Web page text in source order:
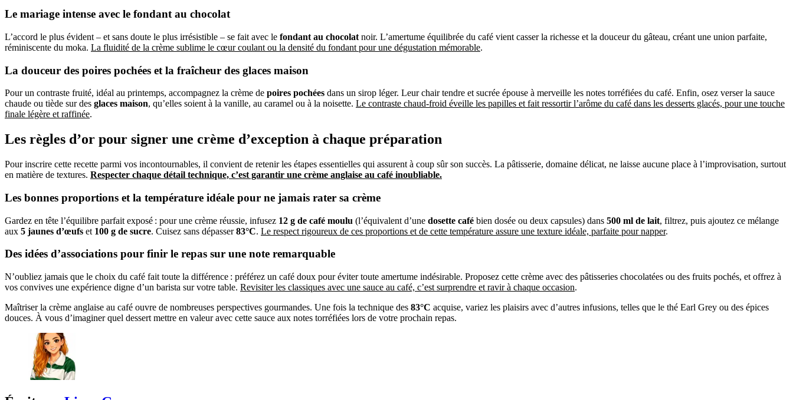
Le mariage intense avec le fondant au chocolat
L’accord le plus évident – et sans doute le plus irrésistible – se fait avec le fondant au chocolat noir. L’amertume équilibrée du café vient casser la richesse et la douceur du gâteau, créant une union parfaite,
réminiscente du moka. La fluidité de la crème sublime le cœur coulant ou la densité du fondant pour une dégustation mémorable.
La douceur des poires pochées et la fraîcheur des glaces maison
Pour un contraste fruité, idéal au printemps, accompagnez la crème de poires pochées dans un sirop léger. Leur chair tendre et sucrée épouse à merveille les notes torréfiées du café. Enfin, osez verser la sauce
chaude ou tiède sur des glaces maison, qu’elles soient à la vanille, au caramel ou à la noisette. Le contraste chaud-froid éveille les papilles et fait ressortir l’arôme du café dans les desserts glacés, pour une touche
finale légère et raffinée.
Les règles d’or pour signer une crème d’exception à chaque préparation
Pour inscrire cette recette parmi vos incontournables, il convient de retenir les étapes essentielles qui assurent à coup sûr son succès. La pâtisserie, domaine délicat, ne laisse aucune place à l’improvisation, surtout
en matière de textures. Respecter chaque détail technique, c’est garantir une crème anglaise au café inoubliable.
Les bonnes proportions et la température idéale pour ne jamais rater sa crème
Gardez en tête l’équilibre parfait exposé : pour une crème réussie, infusez 12 g de café moulu (l’équivalent d’une dosette café bien dosée ou deux capsules) dans 500 ml de lait, filtrez, puis ajoutez ce mélange
aux 5 jaunes d’œufs et 100 g de sucre. Cuisez sans dépasser83°C. Le respect rigoureux de ces proportions et de cette température assure une texture idéale, parfaite pour napper.
Des idées d’associations pour finir le repas sur une note remarquable
N’oubliez jamais que le choix du café fait toute la différence : préférez un café doux pour éviter toute amertume indésirable. Proposez cette crème avec des pâtisseries chocolatées ou des fruits pochés, et offrez à
vos convives une expérience digne d’un barista sur votre table. Revisiter les classiques avec une sauce au café, c’est surprendre et ravir à chaque occasion.
Maîtriser la crème anglaise au café ouvre de nombreuses perspectives gourmandes. Une fois la technique des 83°C acquise, variez les plaisirs avec d’autres infusions, telles que le thé Earl Grey ou des épices
douces. À vous d’imaginer quel dessert mettre en valeur avec cette sauce aux notes torréfiées lors de votre prochain repas.